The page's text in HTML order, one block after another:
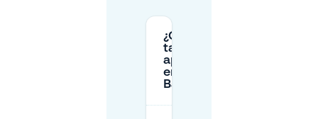
¿Cuáles son las
tarifas de
aparcamiento
en
Bahnhofsplatz?